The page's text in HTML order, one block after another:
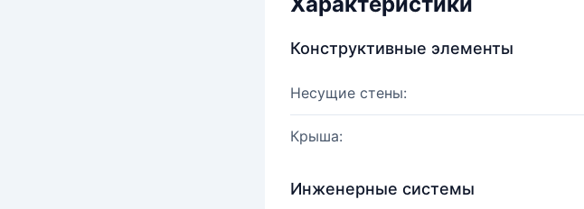
Конструктивные элементы
Несущие стены:
Крыша:
Инженерные системы